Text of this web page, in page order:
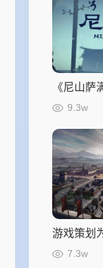
《尼山萨
路 9.3w
游戏策划
跨服战场
7.3w